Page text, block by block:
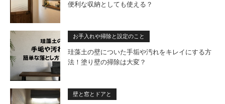
便利な収納としても使える？
お手入れや掃除と設定のこと
珪藻土の壁についた手垢や汚れをキレイにする方
法！塗り壁の掃除は大変？
壁と窓とドアと